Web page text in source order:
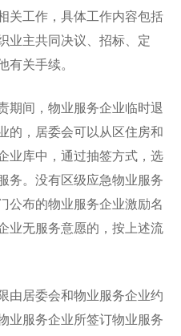
关工作，具体工作内容包括
业主共同决议、招标、定
有关手续。
间，物业服务企业临时退
的，居委会可以从区住房和
业库中，通过抽签方式，选
务。没有区级应急物业服务
公布的物业服务企业激励名
业无服务意愿的，按上述流
居委会和物业服务企业约
业服务企业所签订物业服务